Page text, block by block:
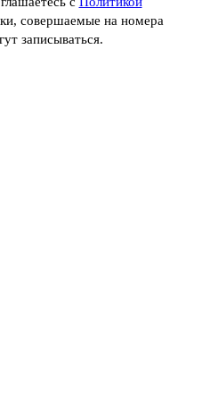
совершаемые на номера
записываться.